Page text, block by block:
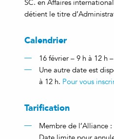
SC. en Affaires
détient le titre
Calendrier
16 février – 9 h à 12 h
Une autre date est
à 12 h. Pour vous
Tarification
Membre de l’Alliance